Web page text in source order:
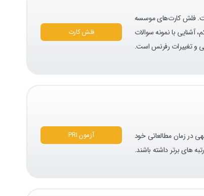
فلش کارت‌های موسسه
با نمونه سوالات
و تغییرات رفرنس است.
فلش کارت
در زمان مطالعاتی خود
های برتر داشته باشند.
آزمون PRI